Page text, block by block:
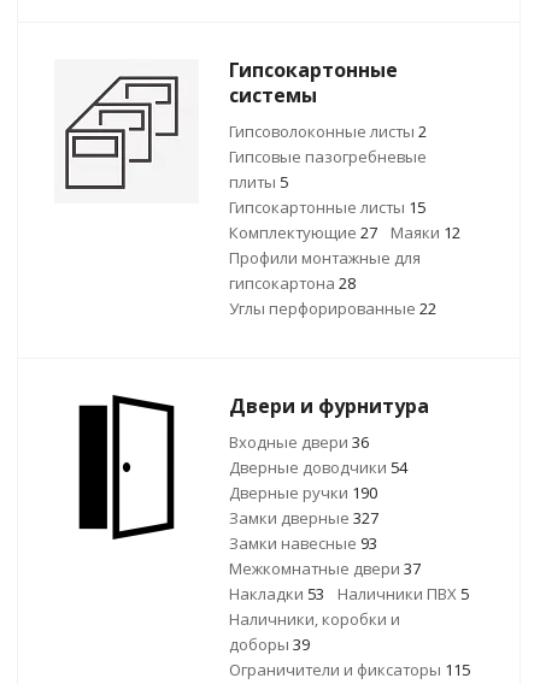
Гипсокартонные
системы
Гипсоволоконные листы 2
Гипсовые пазогребневые
плиты 5
Гипсокартонные листы 15
Комплектующие 27 Маяки 12
Профили монтажные для
гипсокартона 28
Углы перфорированные 22
Двери и фурнитура
Входные двери 36
Дверные доводчики 54
Дверные ручки 190
Замки дверные 327
Замки навесные 93
Межкомнатные двери 37
Накладки 53 Наличники ПВХ 5
Наличники, коробки и
доборы 39
Ограничители и фиксаторы 115